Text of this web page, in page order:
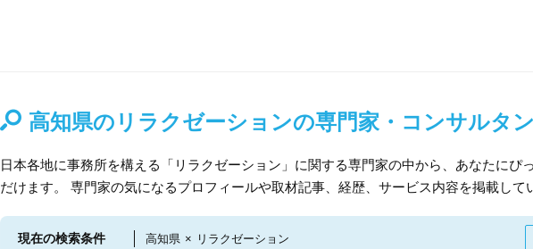
高知県のリラクゼーションの専門家・コンサルタ
日本各地に事務所を構える「リラクゼーション」に関する専門家の中から、あなたにぴ
だけます。 専門家の気になるプロフィールや取材記事、経歴、サービス内容を掲載して
現在の検索条件 高知県 × リラクゼーション